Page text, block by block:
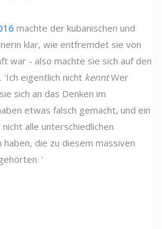
machte der kubanischen und
klar, wie entfremdet sie von
war - also machte sie sich auf den
eigentlich nicht kenntWer
sich an das Denken im
etwas falsch gemacht, und ein
alle unterschiedlichen
die zu diesem massiven
'